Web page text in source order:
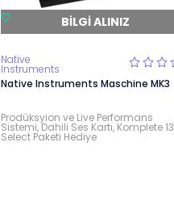
BILGI ALINIZ
Native
Instruments
Native Instruments Maschine MK3
Prodüksyion ve Live Performans
Sistemi, Dahili Ses Kartı, Komplete 13
Select Paketi Hediye